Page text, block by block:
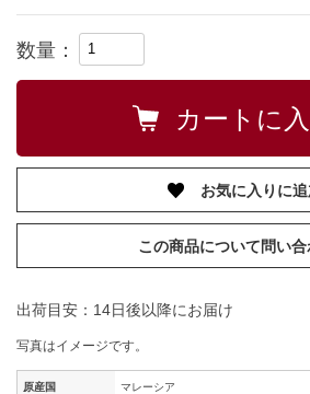
数量：
お気に入りに追
この商品について問い合
出荷目安：14日後以降にお届け
写真はイメージです。
原産国 マレーシア